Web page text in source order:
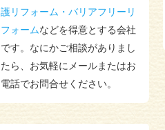
2023/11/12
トクトク情報 を更新しました。
2023/11/10
トクトク情報を更新しました。
2023/11/08
2023/11/06
トクトク情報を更新しました。
護リフォーム・バリアフリーリ
フォームなどを得意とする会社
です。なにかご相談がありまし
たら、お気軽にメールまたはお
電話でお問合せください。